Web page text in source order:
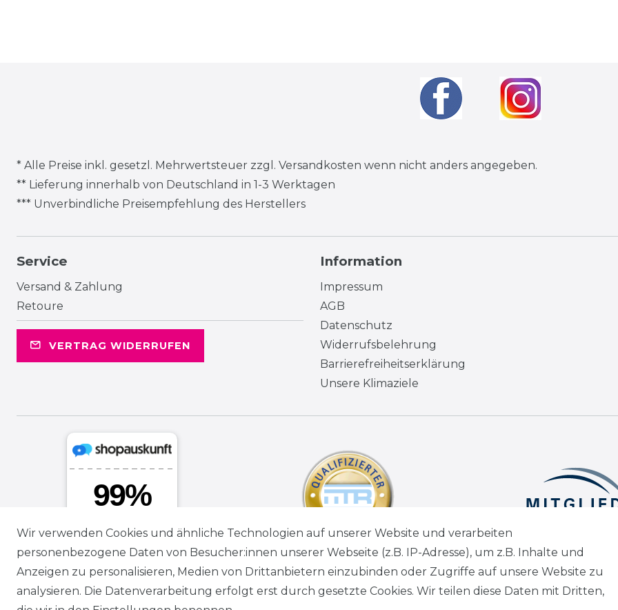
* Alle Preise inkl. gesetzl. Mehrwertsteuer zzgl. Versandkosten wenn nicht anders angegeben.
** Lieferung innerhalb von Deutschland in 1-3 Werktagen
*** Unverbindliche Preisempfehlung des Herstellers
Service
Versand & Zahlung
Retoure
VERTRAG WIDERRUFEN
Information
Impressum
AGB
Datenschutz
Widerrufsbelehrung
Barrierefreiheitserklärung
Unsere Klimaziele
Wir verwenden Cookies und ähnliche Technologien auf unserer Website und verarbeiten
personenbezogene Daten von Besucher:innen unserer Webseite (z.B. IP-Adresse), um z.B. Inhalte und
Anzeigen zu personalisieren, Medien von Drittanbietern einzubinden oder Zugriffe auf unsere Website zu
analysieren. Die Datenverarbeitung erfolgt erst durch gesetzte Cookies. Wir teilen diese Daten mit Dritten,